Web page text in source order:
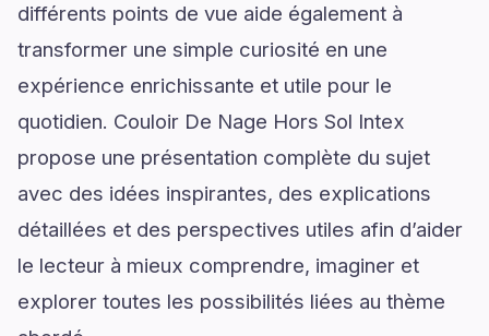
différents points de vue aide également à
transformer une simple curiosité en une
expérience enrichissante et utile pour le
quotidien. Couloir De Nage Hors Sol Intex
propose une présentation complète du sujet
avec des idées inspirantes, des explications
détaillées et des perspectives utiles afin d’aider
le lecteur à mieux comprendre, imaginer et
explorer toutes les possibilités liées au thème